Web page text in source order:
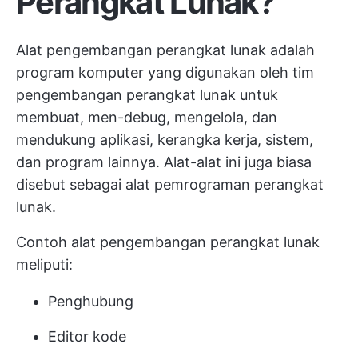
Alat pengembangan perangkat lunak adalah
program komputer yang digunakan oleh tim
pengembangan perangkat lunak untuk
membuat, men-debug, mengelola, dan
mendukung aplikasi, kerangka kerja, sistem,
dan program lainnya. Alat-alat ini juga biasa
disebut sebagai alat pemrograman perangkat
lunak.
Contoh alat pengembangan perangkat lunak
meliputi:
Penghubung
Editor kode